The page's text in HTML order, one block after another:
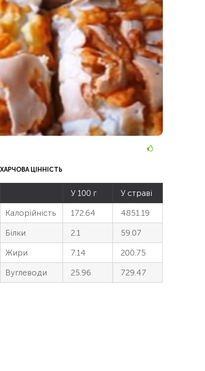
ХАРЧОВА ЦІННІСТЬ
У 100 г У страві
Калорійність 172.64 4851.19
Білки 2.1 59.07
Жири 7.14 200.75
Вуглеводи 25.96 729.47